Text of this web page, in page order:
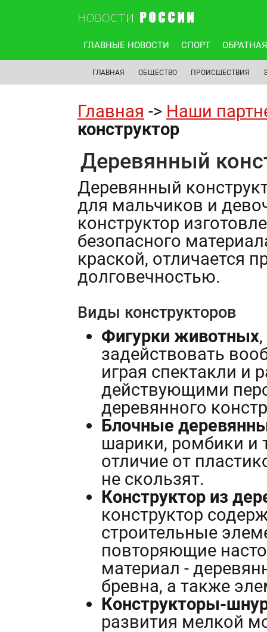
ГЛАВНЫЕ НОВОСТИ СПОРТ
ГЛАВНАЯ ОБЩЕСТВО ПРОИСШЕСТВИЯ
Главная -> Наши
конструктор
Деревянный
Деревянный
для мальчиков и
конструктор
безопасного
краской, отличается
долговечностью.
Виды конструкторов
Фигурки животных
задействовать
играя спектакли и
действующими
деревянного
Блочные
шарики, ромбики и
отличие от
не скользят.
Конструктор из
конструктор
строительные
повторяющие
материал -
бревна, а также
Конструкторы-
развития мелкой